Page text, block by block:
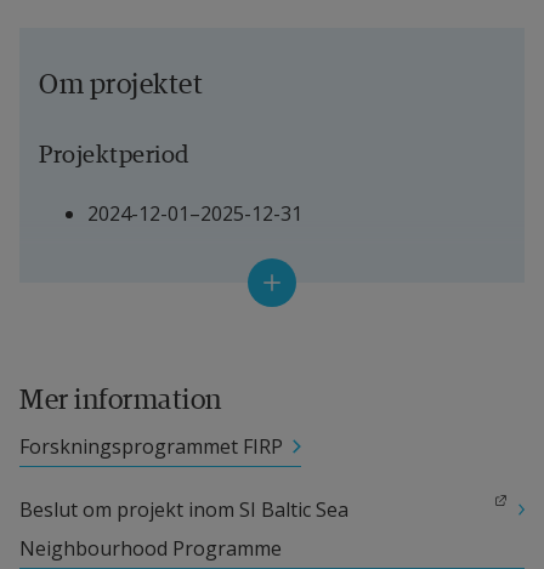
Om projektet
Projektperiod
2024-12-01–2025-12-31
Andra deltagande forskare
Mahmoud Rahat, universitetslektor
Samverkanspartner
Mer information
Forskningsprogrammet FIRP
Beslut om projekt inom SI Baltic Sea
Neighbourhood Programme
Länk till annan webbplats.